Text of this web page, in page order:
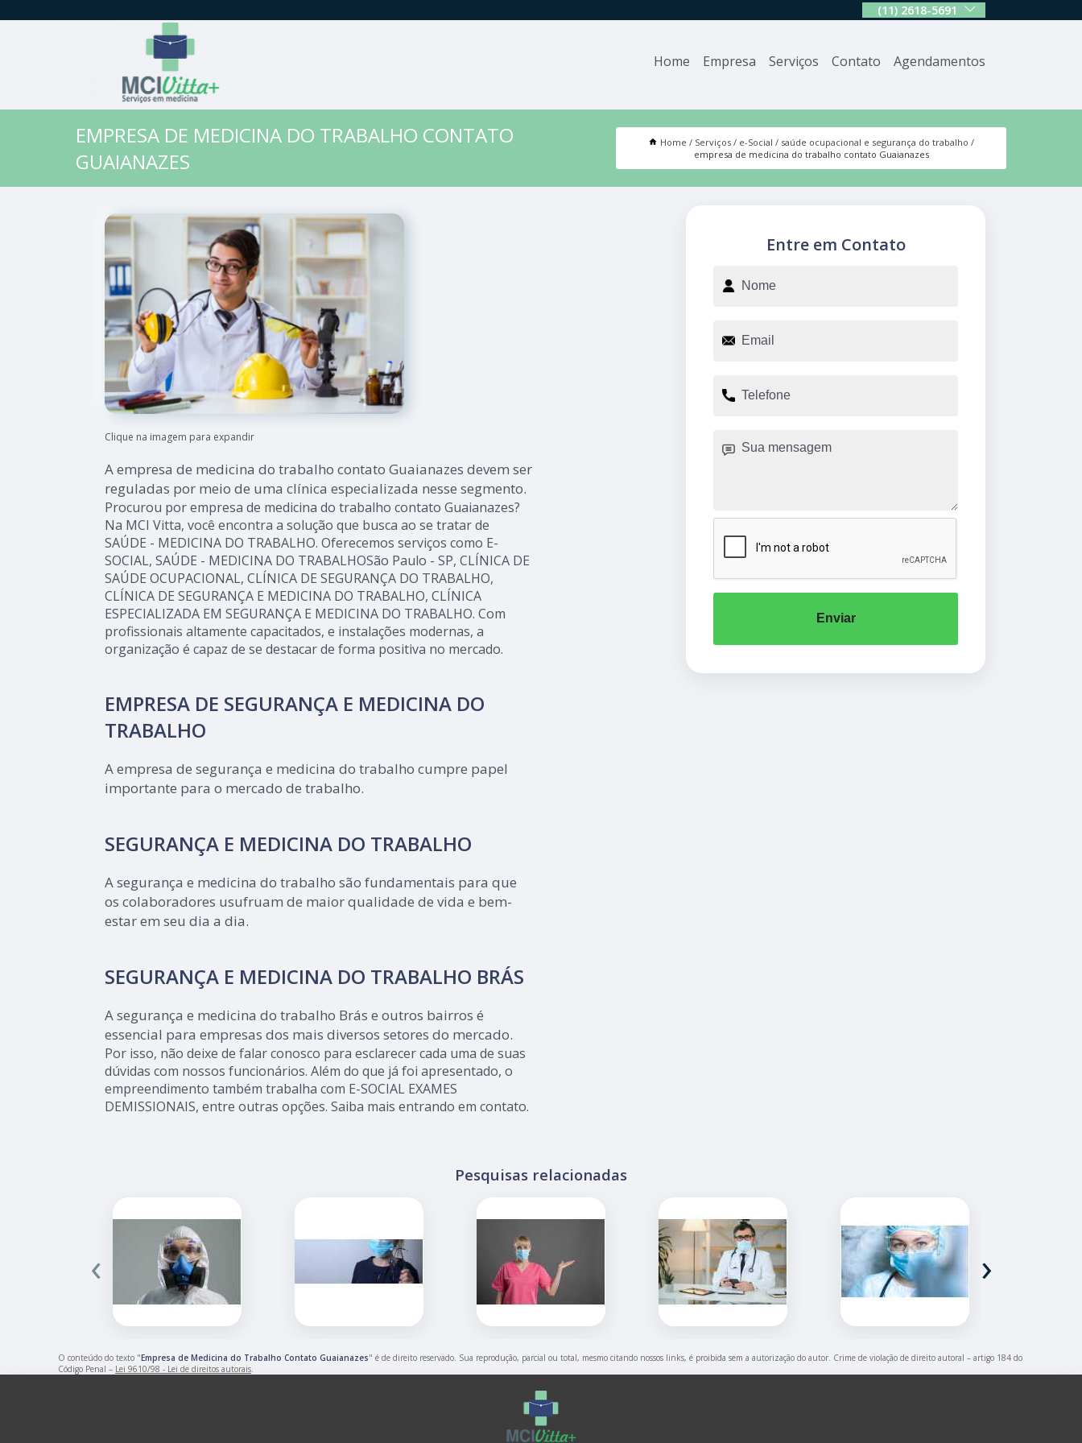
(11) 2618-5691
Home Empresa Serviços Contato Agendamentos
EMPRESA DE MEDICINA DO TRABALHO CONTATO
GUAIANAZES
Home Serviços e-Social
saúde ocupacional e segurança do trabalho
empresa de medicina do trabalho contato Guaianazes
Clique na imagem para expandir
A empresa de medicina do trabalho contato Guaianazes devem ser
reguladas por meio de uma clínica especializada nesse segmento.
Procurou por empresa de medicina do trabalho contato Guaianazes?
Na MCI Vitta, você encontra a solução que busca ao se tratar de
SAÚDE - MEDICINA DO TRABALHO. Oferecemos serviços como E-
SOCIAL, SAÚDE - MEDICINA DO TRABALHOSão Paulo - SP, CLÍNICA DE
SAÚDE OCUPACIONAL, CLÍNICA DE SEGURANÇA DO TRABALHO,
CLÍNICA DE SEGURANÇA E MEDICINA DO TRABALHO, CLÍNICA
ESPECIALIZADA EM SEGURANÇA E MEDICINA DO TRABALHO. Com
profissionais altamente capacitados, e instalações modernas, a
organização é capaz de se destacar de forma positiva no mercado.
EMPRESA DE SEGURANÇA E MEDICINA DO
TRABALHO
A empresa de segurança e medicina do trabalho cumpre papel
importante para o mercado de trabalho.
SEGURANÇA E MEDICINA DO TRABALHO
A segurança e medicina do trabalho são fundamentais para que
os colaboradores usufruam de maior qualidade de vida e bem-
estar em seu dia a dia.
SEGURANÇA E MEDICINA DO TRABALHO BRÁS
A segurança e medicina do trabalho Brás e outros bairros é
essencial para empresas dos mais diversos setores do mercado.
Por isso, não deixe de falar conosco para esclarecer cada uma de suas
dúvidas com nossos funcionários. Além do que já foi apresentado, o
empreendimento também trabalha com E-SOCIAL EXAMES
DEMISSIONAIS, entre outras opções. Saiba mais entrando em contato.
Entre em Contato
Enviar
Pesquisas relacionadas
‹ ›
O conteúdo do texto "Empresa de Medicina do Trabalho Contato Guaianazes" é de direito reservado. Sua reprodução, parcial ou total, mesmo citando nossos links, é proibida sem a autorização do autor. Crime de violação de direito autoral – artigo 184 do
Código Penal – Lei 9610/98 - Lei de direitos autorais.